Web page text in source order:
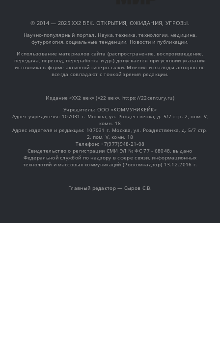
© 2014 — 2025 XX2 ВЕК. ОТКРЫТИЯ, ОЖИДАНИЯ, УГРОЗЫ.
Научно-популярный портал. Наука, техника, технологии, медицина,
футурология, социальные тенденции. Новости и публикации.
Использование материалов сайта (распространение, воспроизведение,
передача, перевод, переработка и др.) допускается при условии указания
источника в форме активной гиперссылки. Мнения и взгляды авторов не
всегда совпадают с точкой зрения редакции.
Издание «XX2 век» («22 век», https://22century.ru)
Учредитель: OOO «КОММУНИКЕЙК»
Адрес учредителя: 107031 г. Москва, ул. Рождественка, д. 5/7 стр. 2, пом. V,
комн. 18
Адрес издателя и редакции: 107031 г. Москва, ул. Рождественка, д. 5/7 стр.
2, пом. V, комн. 18
Телефон: +7(977)948-21-08
Свидетельство о регистрации СМИ ЭЛ № ФС 77 - 68048, выдано
Федеральной службой по надзору в сфере связи, информационных
технологий и массовых коммуникаций (Роскомнадзор) 13.12.2016 г.
Главный редактор — Сыров С.В.